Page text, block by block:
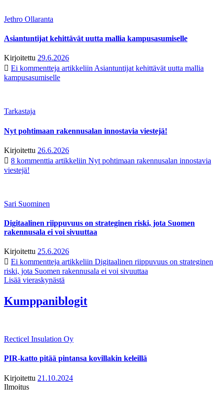
Jethro Ollaranta
Asiantuntijat kehittävät uutta mallia kampusasumiselle
Kirjoitettu 29.6.2026
Ei kommentteja artikkeliin Asiantuntijat kehittävät uutta mallia
kampusasumiselle
Tarkastaja
Nyt pohtimaan rakennusalan innostavia viestejä!
Kirjoitettu 26.6.2026
8 kommenttia artikkeliin Nyt pohtimaan rakennusalan innostavia
viestejä!
Sari Suominen
Digitaalinen riippuvuus on strateginen riski, jota Suomen
rakennusala ei voi sivuuttaa
Kirjoitettu 25.6.2026
Ei kommentteja artikkeliin Digitaalinen riippuvuus on strateginen
riski, jota Suomen rakennusala ei voi sivuuttaa
Lisää vieraskynästä
Kumppaniblogit
Recticel Insulation Oy
PIR-katto pitää pintansa kovillakin keleillä
Kirjoitettu 21.10.2024
Ilmoitus